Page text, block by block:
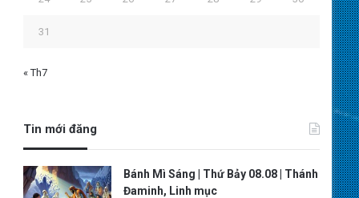
31
« Th7
Tin mới đăng
Bánh Mì Sáng | Thứ Bảy 08.08 | Thánh
Đaminh, Linh mục